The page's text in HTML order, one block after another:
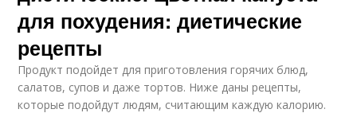
для похудения: диетические
рецепты
Продукт подойдет для приготовления горячих блюд,
салатов, супов и даже тортов. Ниже даны рецепты,
которые подойдут людям, считающим каждую калорию.